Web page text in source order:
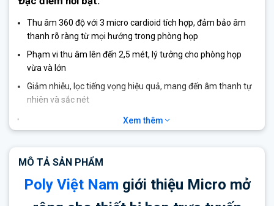
Thu âm 360 độ với 3 micro cardioid tích hợp, đảm bảo âm
thanh rõ ràng từ mọi hướng trong phòng họp
Phạm vi thu âm lên đến 2,5 mét, lý tưởng cho phòng họp
vừa và lớn
Giảm nhiễu, lọc tiếng vọng hiệu quả, mang đến âm thanh tự
nhiên và sắc nét
Nút tắt tiếng (mute) tích hợp trên thiết bị
với đèn LED báo trạng thái
nguồn điện rời
Chiều dài cáp lên tới 7,6 mét, linh hoạt bố trí vị trí micro
trong không gian họp
Xem thêm
MÔ TẢ SẢN PHẨM
Poly Việt Nam giới thiệu Micro mở